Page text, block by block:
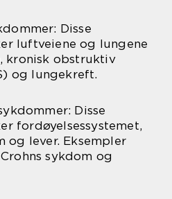
Disse
luftveiene og lungene
kronisk obstruktiv
og lungekreft.
Disse
fordøyelsessystemet,
og lever. Eksempler
sykdom og